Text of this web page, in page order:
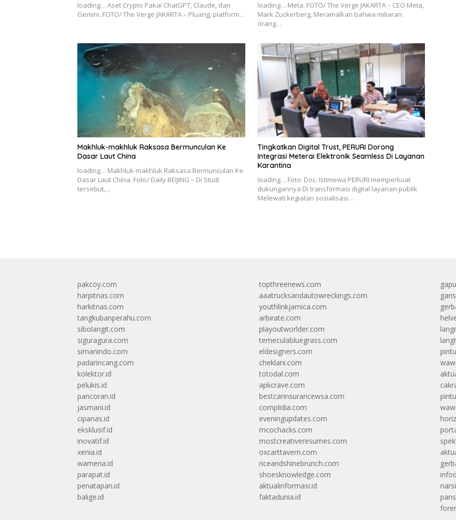
loading… Aset Crypto Pakai ChatGPT, Claude, dan
Gemini. FOTO/ The Verge JAKARTA – Pluang, platform…
loading… Meta. FOTO/ The Verge JAKARTA – CEO Meta,
Mark Zuckerberg, Meramalkan bahwa miliaran
orang…
Makhluk-makhluk Raksasa Bermunculan Ke
Dasar Laut China
loading… Makhluk-makhluk Raksasa Bermunculan Ke
Dasar Laut China. Foto/ Daily BEIJING – Di Studi
tersebut,…
Tingkatkan Digital Trust, PERURI Dorong
Integrasi Meterai Elektronik Seamless Di Layanan
Karantina
loading… Foto: Doc. Istimewa PERURI memperkuat
dukungannya Di transformasi digital layanan publik
Melewati kegiatan sosialisasi…
pakcoy.com
harpitnas.com
harkitnas.com
tangkubanperahu.com
sibolangit.com
siguragura.com
simanindo.com
padarincang.com
kolektor.id
pelukis.id
pancoran.id
jasmani.id
cipanas.id
eksklusif.id
inovatif.id
xenia.id
wamena.id
parapat.id
penatapan.id
balige.id
topthreenews.com
aaatrucksandautowreckings.com
youthlinkjamica.com
arbirate.com
playoutworlder.com
temeculabluegrass.com
eldesigners.com
cheklani.com
totodal.com
apkcrave.com
bestcarinsurancewsa.com
complidia.com
eveningupdates.com
mcochacks.com
mostcreativeresumes.com
oxcarttavern.com
riceandshinebrunch.com
shoesknowledge.com
aktualinformasi.id
faktadunia.id